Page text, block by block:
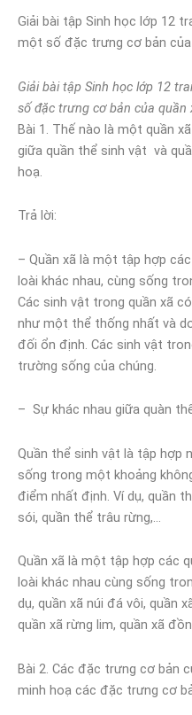
Giải bài tập Sinh học lớp 12
một số đặc trưng cơ bản của
Giải bài tập Sinh học lớp 12
số đặc trưng cơ bản của quần
Bài 1. Thế nào là một quần
giữa quần thể sinh vật và
hoạ.
Trả lời:
– Quần xã là một tập hợp
loài khác nhau, cùng sống
Các sinh vật trong quần xã
như một thể thống nhất và
đối ổn định. Các sinh vật
trường sống của chúng.
– Sự khác nhau giữa quàn
Quần thể sinh vật là tập hợp
sống trong một khoảng
điểm nhất định. Ví dụ, quần
sói, quần thể trâu rừng,…
Quần xã là một tập hợp các
loài khác nhau cùng sống
dụ, quần xã núi đá vôi, quần
quần xã rừng lim, quần xã
Bài 2. Các đặc trưng cơ bản
minh hoạ các đặc trưng cơ